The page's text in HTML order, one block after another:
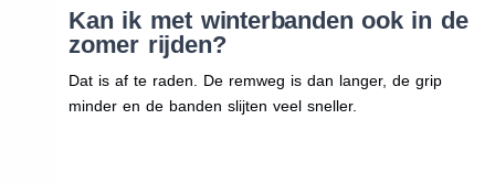
Kan ik met winterbanden ook in de
zomer rijden?
Dat is af te raden. De remweg is dan langer, de grip
minder en de banden slijten veel sneller.